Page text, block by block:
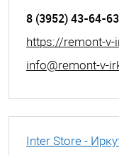
8 (3952) 43-64-63
https://remont-v-
info@remont-v-
Inter Store -